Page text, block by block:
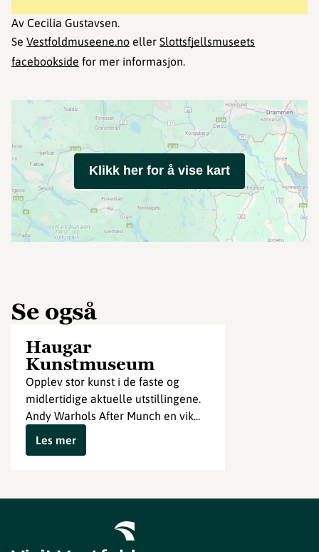
Av Cecilia Gustavsen.
Se Vestfoldmuseene.no eller Slottsfjellsmuseets
facebookside for mer informasjon.
Klikk her for å vise kart
Se også
Haugar
Kunstmuseum
Opplev stor kunst i de faste og
midlertidige aktuelle utstillingene.
Andy Warhols After Munch en vik...
Les mer